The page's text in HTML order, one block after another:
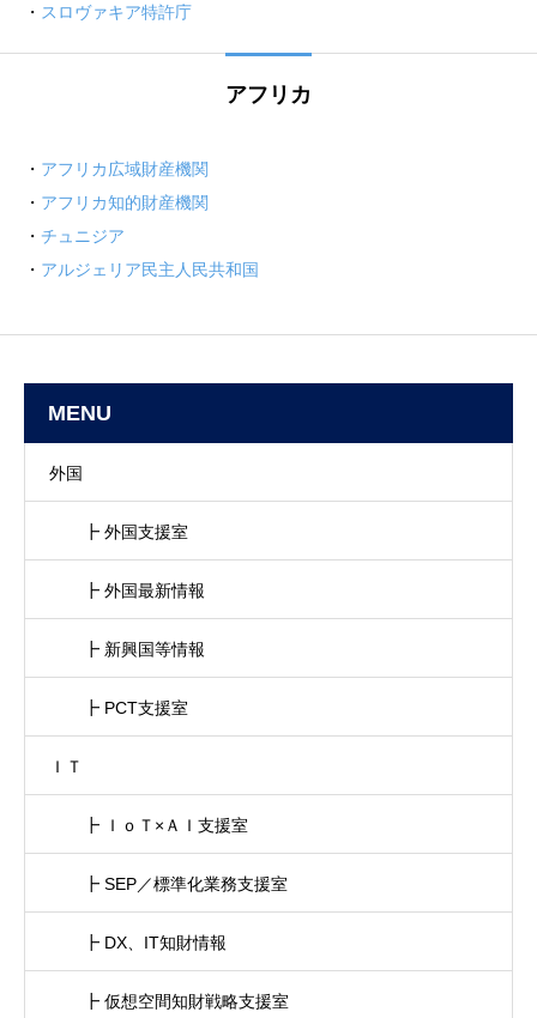
・ スロヴァキア特許庁
アフリカ
・ アフリカ広域財産機関
・ アフリカ知的財産機関
・ チュニジア
・ アルジェリア民主人民共和国
MENU
外国
┣ 外国支援室
┣ 外国最新情報
┣ 新興国等情報
┣ PCT支援室
ＩＴ
┣ ＩｏＴ×ＡＩ支援室
┣ SEP／標準化業務支援室
┣ DX、IT知財情報
┣ 仮想空間知財戦略支援室